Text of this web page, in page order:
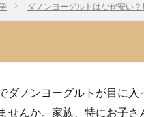
ダノンヨーグルトはなぜ安い
ダノンヨーグルトが目に
せんか。家族、特にお子